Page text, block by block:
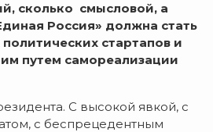
сколько смысловой, а
Россия» должна стать
стартапов и
путем самореализации
С высокой явкой, с
с беспрецедентным